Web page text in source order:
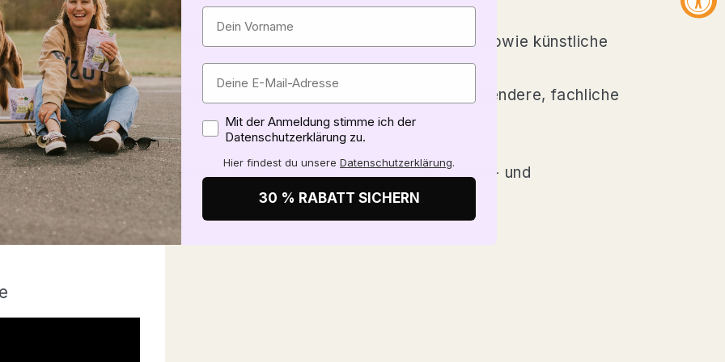
vom alten Eisen: VEGDOG Senior kommt ohne Tierversuche sowie künstliche
genaue Herkunft findest du unter
. Für noch tiefgreifendere, fachliche
.
und laktierende Hündinnen, da diese einen speziellen Nährstoff- und
Zustimmung
Mit der Anmeldung stimme ich der
Datenschutzerklärung zu.
Hier findest du unsere Datenschutzerklärung.
30 % RABATT SICHERN